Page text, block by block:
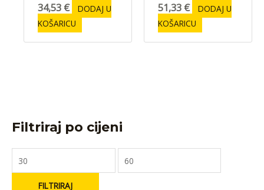
Filtriraj po cijeni
FILTRIRAJ
34,53 €
DODAJ U
KOŠARICU
51,33 €
DODAJ U
KOŠARICU